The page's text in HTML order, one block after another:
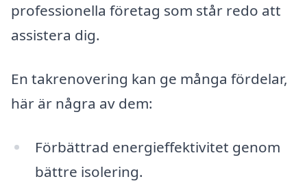
professionella företag som står redo att
assistera dig.
En takrenovering kan ge många fördelar,
här är några av dem:
Förbättrad energieffektivitet genom
bättre isolering.